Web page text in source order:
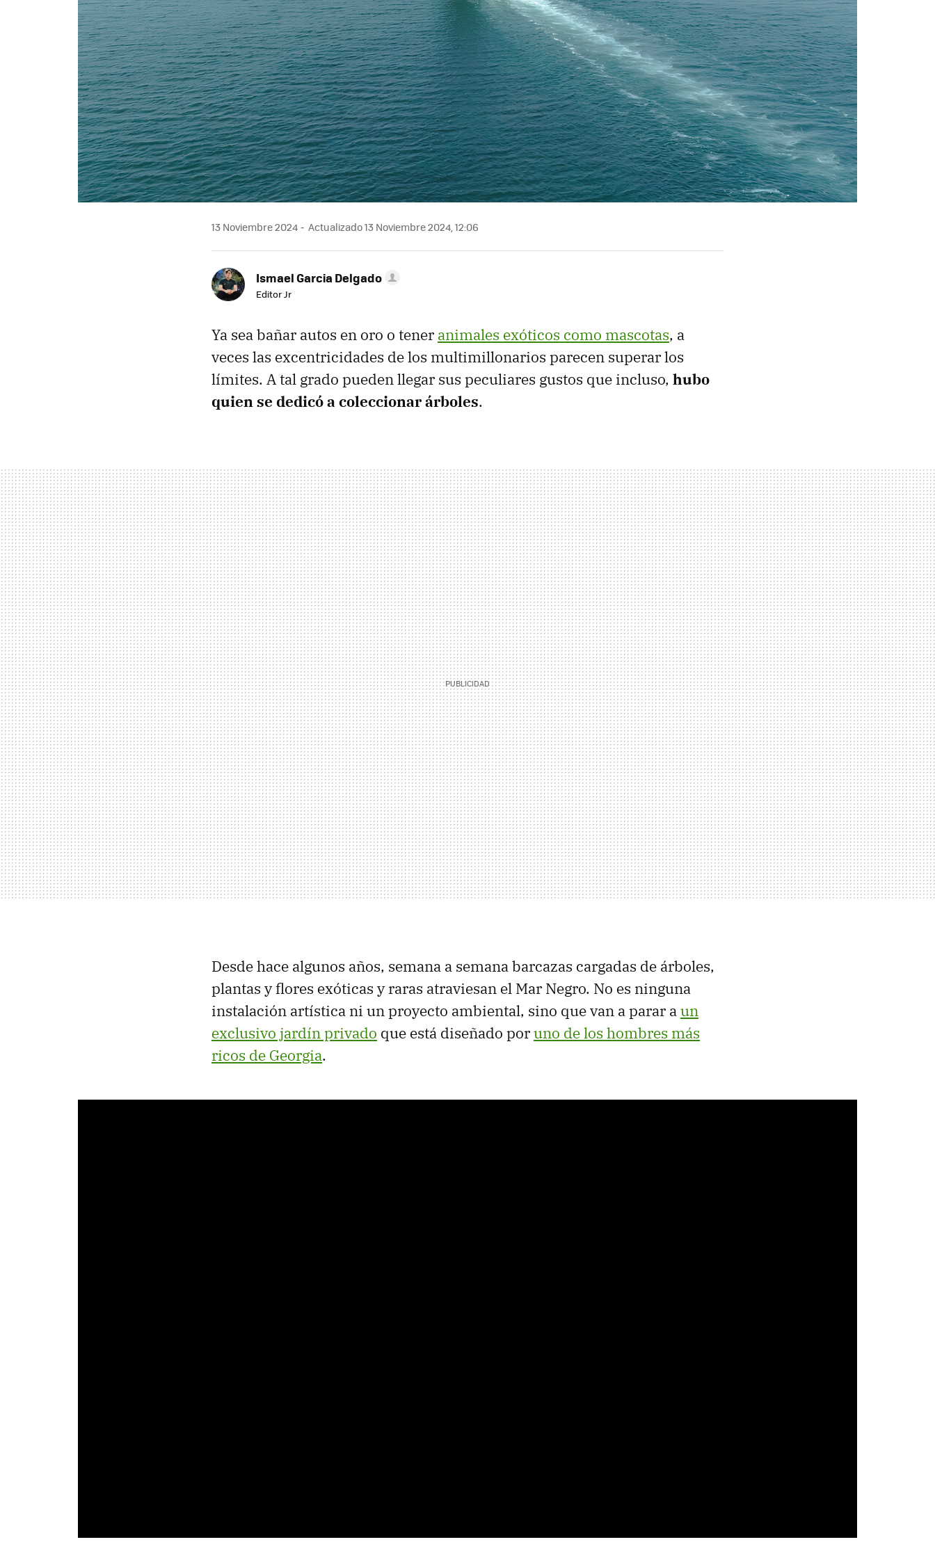
13 Noviembre 2024 Actualizado 13 Noviembre 2024, 12:06
Ismael Garcia Delgado
Editor Jr
Ya sea bañar autos en oro o tener animales exóticos como mascotas, a
veces las excentricidades de los multimillonarios parecen superar los
límites. A tal grado pueden llegar sus peculiares gustos que incluso, hubo
quien se dedicó a coleccionar árboles.
Desde hace algunos años, semana a semana barcazas cargadas de árboles,
plantas y flores exóticas y raras atraviesan el Mar Negro. No es ninguna
instalación artística ni un proyecto ambiental, sino que van a parar aun
exclusivo jardín privado que está diseñado poruno de los hombres más
ricos de Georgia.